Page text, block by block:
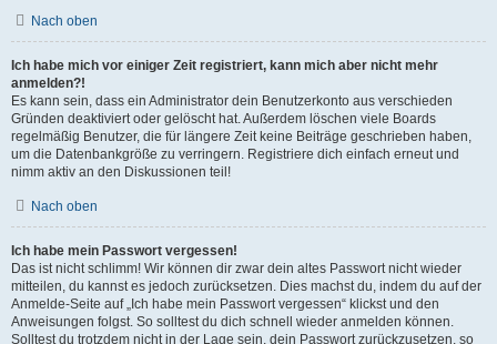
Nach oben
Ich habe mich vor einiger Zeit registriert, kann mich aber nicht mehr
anmelden?!
Es kann sein, dass ein Administrator dein Benutzerkonto aus verschieden
Gründen deaktiviert oder gelöscht hat. Außerdem löschen viele Boards
regelmäßig Benutzer, die für längere Zeit keine Beiträge geschrieben haben,
um die Datenbankgröße zu verringern. Registriere dich einfach erneut und
nimm aktiv an den Diskussionen teil!
Nach oben
Ich habe mein Passwort vergessen!
Das ist nicht schlimm! Wir können dir zwar dein altes Passwort nicht wieder
mitteilen, du kannst es jedoch zurücksetzen. Dies machst du, indem du auf der
Anmelde-Seite auf „Ich habe mein Passwort vergessen“ klickst und den
Anweisungen folgst. So solltest du dich schnell wieder anmelden können.
Solltest du trotzdem nicht in der Lage sein, dein Passwort zurückzusetzen, so